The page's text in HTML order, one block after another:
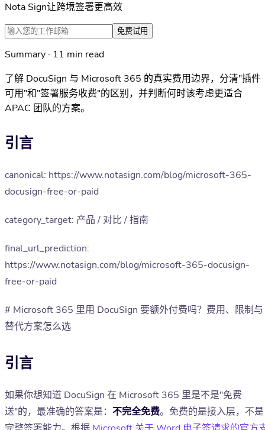
Nota Sign让跨境签署更高效
免费试用
Summary · 11 min read
了解 DocuSign 与 Microsoft 365 的真实费用边界，分清"插件
可用"和"签署服务收费"的区别，并判断何时该考虑更适合
APAC 团队的方案。
引言
canonical: https://www.notasign.com/blog/microsoft-365-
docusign-free-or-paid
category_target: 产品 / 对比 / 指南
final_url_prediction:
https://www.notasign.com/blog/microsoft-365-docusign-
free-or-paid
# Microsoft 365 里用 DocuSign 要额外付费吗？费用、限制与
替代方案怎么选
引言
如果你想知道 DocuSign 在 Microsoft 365 里是不是"免费
送"的，最准确的答案是： 不完全免费。免费的是接入层，不是